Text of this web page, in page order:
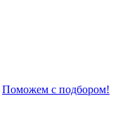
Поможем с подбором!